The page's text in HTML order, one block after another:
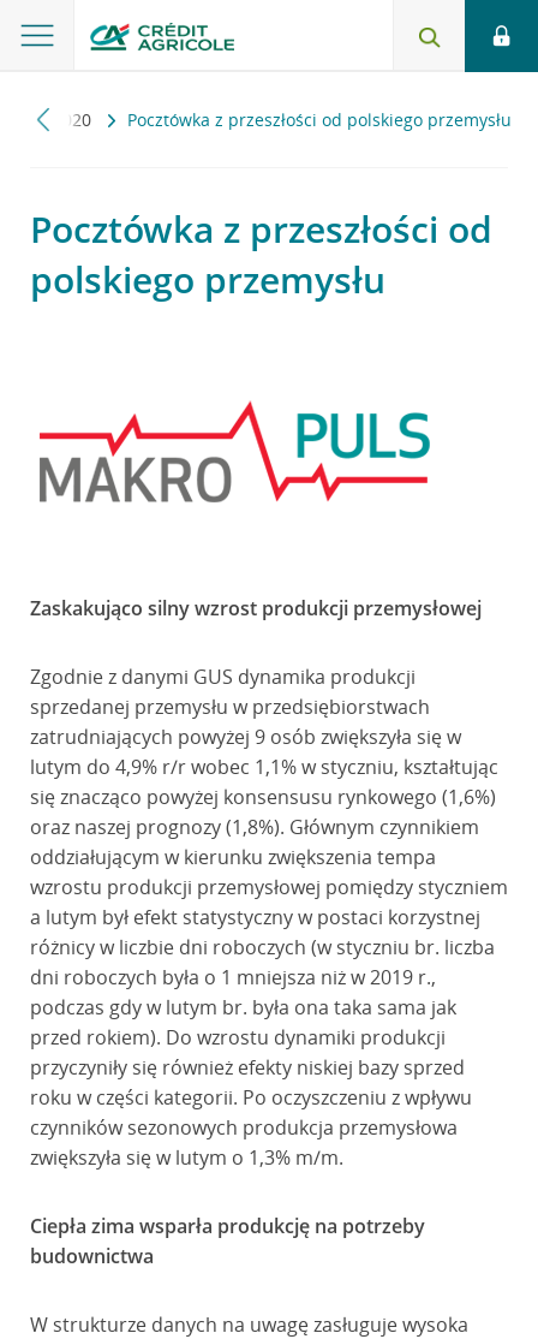
2020 Pocztówka z przeszłości od polskiego przemysłu
Pocztówka z przeszłości od
polskiego przemysłu
Zaskakująco silny wzrost produkcji przemysłowej
Zgodnie z danymi GUS dynamika produkcji
sprzedanej przemysłu w przedsiębiorstwach
zatrudniających powyżej 9 osób zwiększyła się w
lutym do 4,9% r/r wobec 1,1% w styczniu, kształtując
się znacząco powyżej konsensusu rynkowego (1,6%)
oraz naszej prognozy (1,8%). Głównym czynnikiem
oddziałującym w kierunku zwiększenia tempa
wzrostu produkcji przemysłowej pomiędzy styczniem
a lutym był efekt statystyczny w postaci korzystnej
różnicy w liczbie dni roboczych (w styczniu br. liczba
dni roboczych była o 1 mniejsza niż w 2019 r.,
podczas gdy w lutym br. była ona taka sama jak
przed rokiem). Do wzrostu dynamiki produkcji
przyczyniły się również efekty niskiej bazy sprzed
roku w części kategorii. Po oczyszczeniu z wpływu
czynników sezonowych produkcja przemysłowa
zwiększyła się w lutym o 1,3% m/m.
Ciepła zima wsparła produkcję na potrzeby
budownictwa
W strukturze danych na uwagę zasługuje wysoka